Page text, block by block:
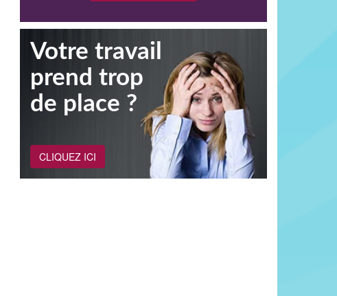
Votre travail
prend trop
de place ?
CLIQUEZ ICI